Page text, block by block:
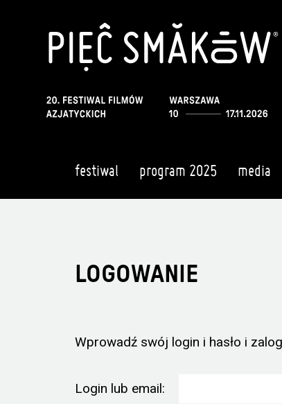
festiwal program 2025 media
LOGOWANIE
Wprowadź swój login i hasło i
Login lub email: